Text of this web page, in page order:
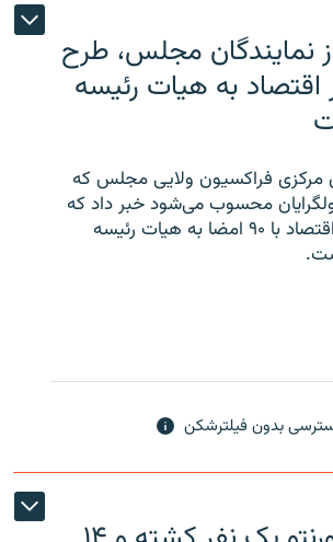
نمایندگان مجلس، طرح
اقتصاد به هیات رئیسه
مرکزی فراکسیون ولایی مجلس که
محسوب می‌شود خبر داد که
طرح استیضاح وزیر اقتصاد با ۹۰ امضا به هیات رئیسه
بدون فیلترشکن